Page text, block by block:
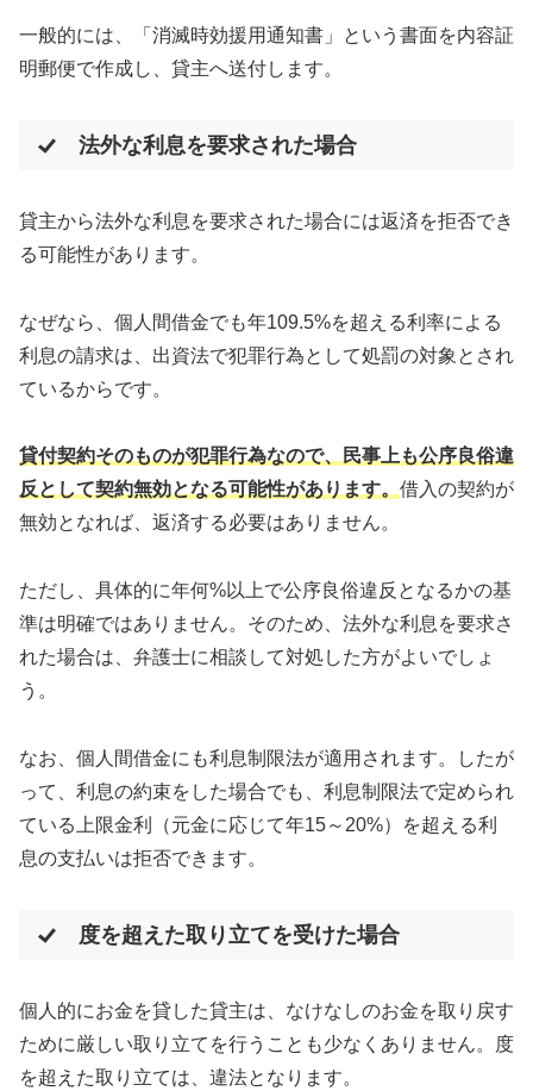
一般的には、「消滅時効援用通知書」という書面を内容証
明郵便で作成し、貸主へ送付します。
法外な利息を要求された場合
貸主から法外な利息を要求された場合には返済を拒否でき
る可能性があります。
なぜなら、個人間借金でも年109.5%を超える利率による
利息の請求は、出資法で犯罪行為として処罰の対象とされ
ているからです。
貸付契約そのものが犯罪行為なので、民事上も公序良俗違
反として契約無効となる可能性があります。借入の契約が
無効となれば、返済する必要はありません。
ただし、具体的に年何%以上で公序良俗違反となるかの基
準は明確ではありません。そのため、法外な利息を要求さ
れた場合は、弁護士に相談して対処した方がよいでしょ
う。
なお、個人間借金にも利息制限法が適用されます。したが
って、利息の約束をした場合でも、利息制限法で定められ
ている上限金利（元金に応じて年15～20%）を超える利
息の支払いは拒否できます。
度を超えた取り立てを受けた場合
個人的にお金を貸した貸主は、なけなしのお金を取り戻す
ために厳しい取り立てを行うことも少なくありません。度
を超えた取り立ては、違法となります。